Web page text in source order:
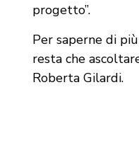
progetto”.
Per saperne di
resta che
Roberta Gilardi.